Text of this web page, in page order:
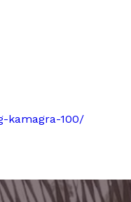
kamagra-100/